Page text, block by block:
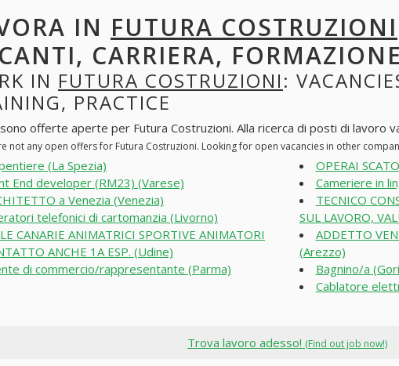
IN FUTURA COSTRUZIONI
CARRIERA,
IN FUTURA COSTRUZIONI:
PRACTICE
offerte aperte per Futura Costruzioni. Alla ricerca di posti di lavoro
not any open offers for Futura Costruzioni. Looking for open vacancies in other
(La Spezia)
End developer (RM23) (Varese)
a Venezia (Venezia)
telefonici di cartomanzia (Livorno)
CANARIE ANIMATRICI SPORTIVE ANIMATORI
ANCHE 1A ESP. (Udine)
di commercio/rappresentante (Parma)
OPERAI
Cameriere in
TECNICO
SUL LAVORO,
ADDETTO
(Arezzo)
Bagnino/a
Cablatore
Trova lavoro adesso! (Find out job now!)